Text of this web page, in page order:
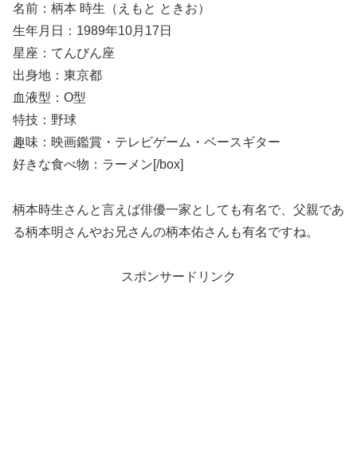
名前：柄本 時生（えもと ときお）
生年月日：1989年10月17日
星座：てんびん座
出身地：東京都
血液型：O型
特技：野球
趣味：映画鑑賞・テレビゲーム・ベースギター
好きな食べ物：ラーメン[/box]
柄本時生さんと言えば俳優一家としても有名で、父親であ
る柄本明さんやお兄さんの柄本佑さんも有名ですね。
スポンサードリンク